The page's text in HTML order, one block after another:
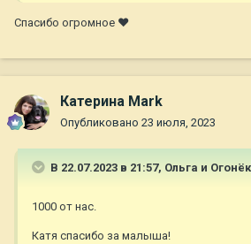
Спасибо огромное ❤
Катерина Mark
Опубликовано 23 июля, 2023
В 22.07.2023 в 21:57, Ольга и Огонёк
1000 от нас.
Катя спасибо за малыша!